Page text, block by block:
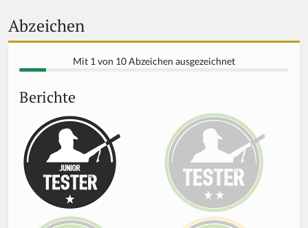
Abzeichen
Mit 1 von 10 Abzeichen ausgezeichnet
Berichte